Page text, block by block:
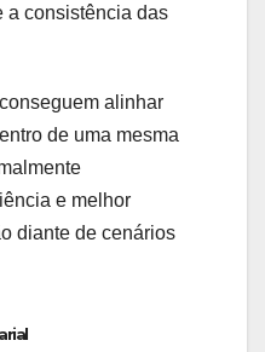
a consistência das
alinhar
de uma mesma
e melhor
diante de cenários